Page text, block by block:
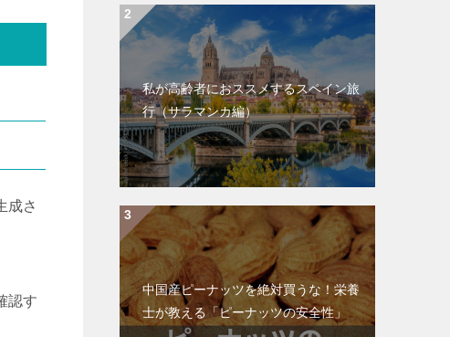
成さ
認す
私が高齢者におススメするスペイン旅
行（サラマンカ編）
中国産ピーナッツを絶対買うな！栄養
士が教える「ピーナッツの安全性」